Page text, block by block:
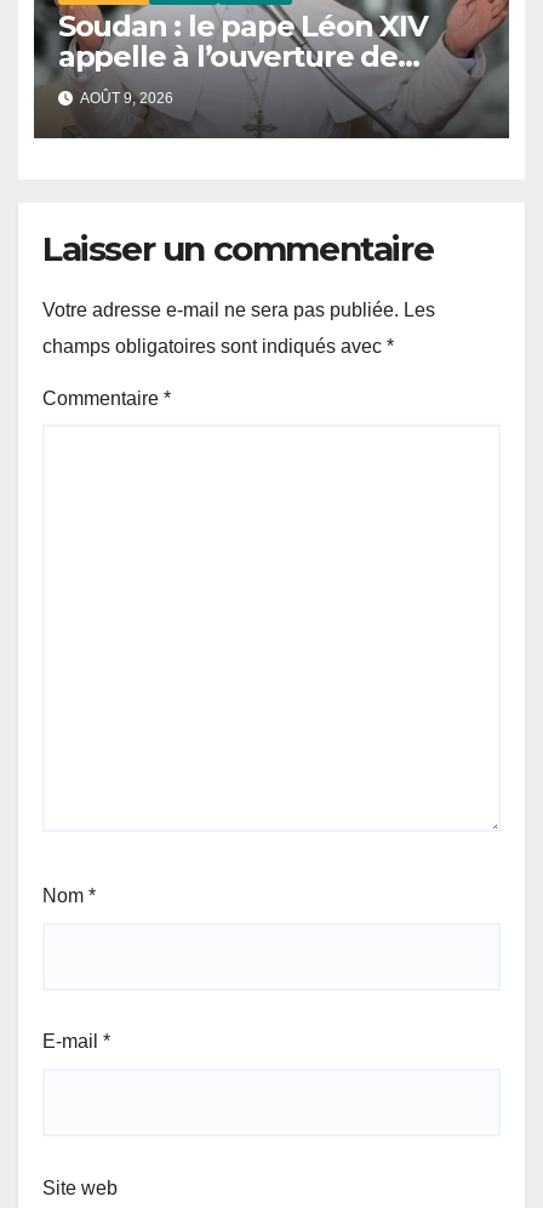
Soudan : le pape Léon XIV
appelle à l’ouverture de
couloirs humanitaires
AOÛT 9, 2026
Laisser un commentaire
Votre adresse e-mail ne sera pas publiée. Les
champs obligatoires sont indiqués avec *
Commentaire *
Nom *
E-mail *
Site web